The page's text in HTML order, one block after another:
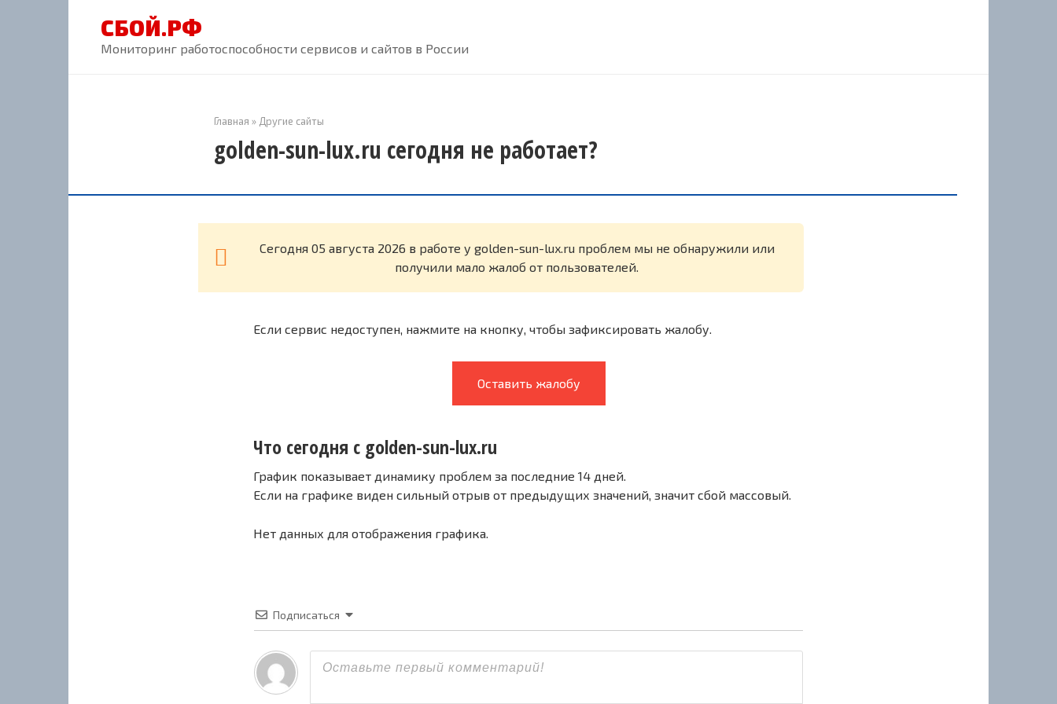
СБОЙ.РФ
Мониторинг работоспособности сервисов и сайтов в России
Главная » Другие сайты
golden-sun-lux.ru сегодня не работает?
Cегодня 05 августа 2026 в работе у golden-sun-lux.ru проблем мы не обнаружили или
получили мало жалоб от пользователей.
Если сервис недоступен, нажмите на кнопку, чтобы зафиксировать жалобу.
Оставить жалобу
Что сегодня с golden-sun-lux.ru
График показывает динамику проблем за последние 14 дней.
Если на графике виден сильный отрыв от предыдущих значений, значит сбой массовый.
Нет данных для отображения графика.
Подписаться